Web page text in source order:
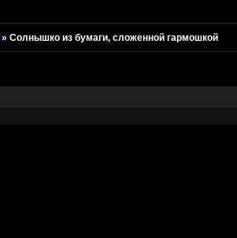
»Солнышко из бумаги, сложенной гармошкой